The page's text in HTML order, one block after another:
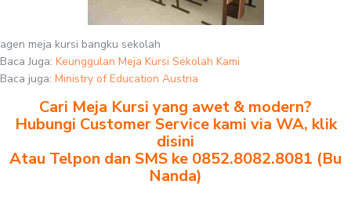
agen meja kursi bangku sekolah
Baca Juga: Keunggulan Meja Kursi Sekolah Kami
Baca juga: Ministry of Education Austria
Cari Meja Kursi yang awet & modern?
Hubungi Customer Service kami via WA, klik
disini
Atau Telpon dan SMS ke 0852.8082.8081 (Bu
Nanda)